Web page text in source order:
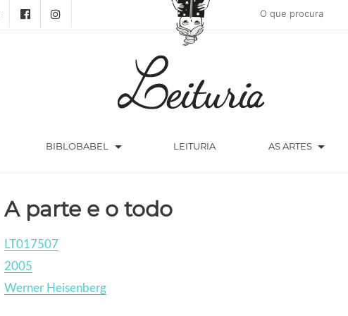
BIBLOBABEL arrow_drop_down LEITURIA AS ARTES arrow_drop_down
A parte e o todo
LT017507
2005
Werner Heisenberg